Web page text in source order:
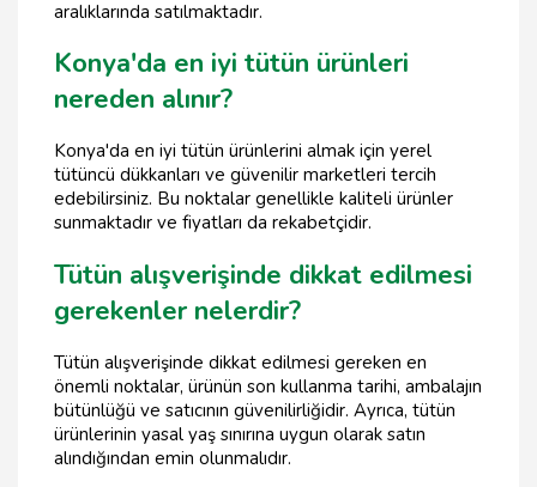
aralıklarında satılmaktadır.
Konya'da en iyi tütün ürünleri
nereden alınır?
Konya'da en iyi tütün ürünlerini almak için yerel
tütüncü dükkanları ve güvenilir marketleri tercih
edebilirsiniz. Bu noktalar genellikle kaliteli ürünler
sunmaktadır ve fiyatları da rekabetçidir.
Tütün alışverişinde dikkat edilmesi
gerekenler nelerdir?
Tütün alışverişinde dikkat edilmesi gereken en
önemli noktalar, ürünün son kullanma tarihi, ambalajın
bütünlüğü ve satıcının güvenilirliğidir. Ayrıca, tütün
ürünlerinin yasal yaş sınırına uygun olarak satın
alındığından emin olunmalıdır.